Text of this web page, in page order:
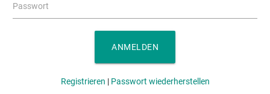
Passwort
ANMELDEN
Registrieren | Passwort wiederherstellen